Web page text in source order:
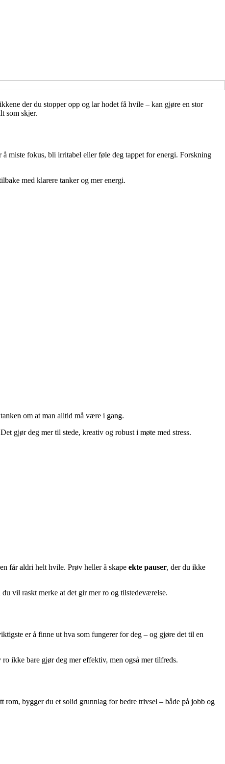
der du stopper opp og lar hodet få hvile – kan gjøre en stor
som skjer.
miste fokus, bli irritabel eller føle deg tappet for energi. Forskning
med klarere tanker og mer energi.
om at man alltid må være i gang.
gjør deg mer til stede, kreativ og robust i møte med stress.
får aldri helt hvile. Prøv heller å skape ekte pauser, der du ikke
vil raskt merke at det gir mer ro og tilstedeværelse.
er å finne ut hva som fungerer for deg – og gjøre det til en
ikke bare gjør deg mer effektiv, men også mer tilfreds.
rom, bygger du et solid grunnlag for bedre trivsel – både på jobb og